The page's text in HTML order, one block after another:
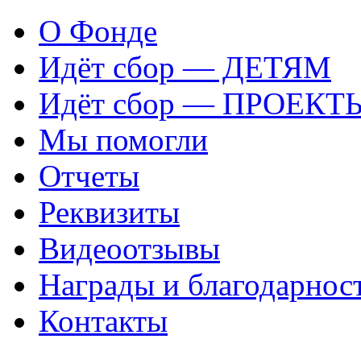
О Фонде
Идёт сбор — ДЕТЯМ
Идёт сбор —
Мы помогли
Отчеты
Реквизиты
Видеоотзывы
Награды и
Контакты